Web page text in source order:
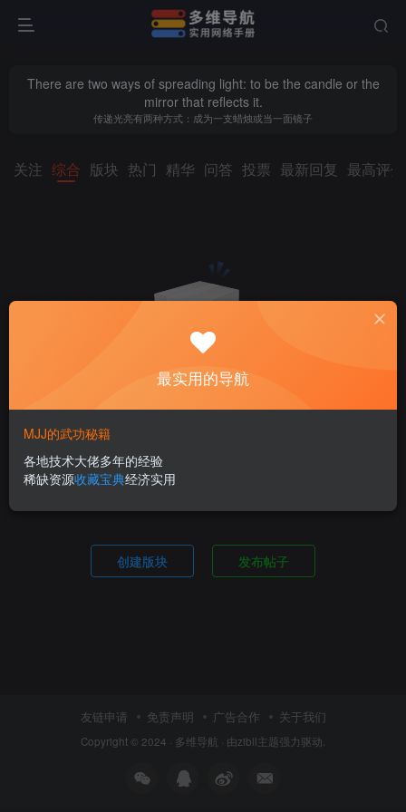
There are two ways of spreading light: to be the candle or the
mirror that reflects it.
传递光亮有两种方式：成为一支蜡烛或当一面镜子
关注 综合 版块 热门 精华 问答 投票 最新回复 最高评分
创建版块 发布帖子
友链申请 免责声明 广告合作 关于我们
Copyright © 2024 · 多维导航 · 由zibll主题强力驱动.
最实用的导航
MJJ的武功秘籍
各地技术大佬多年的经验
稀缺资源收藏宝典经济实用